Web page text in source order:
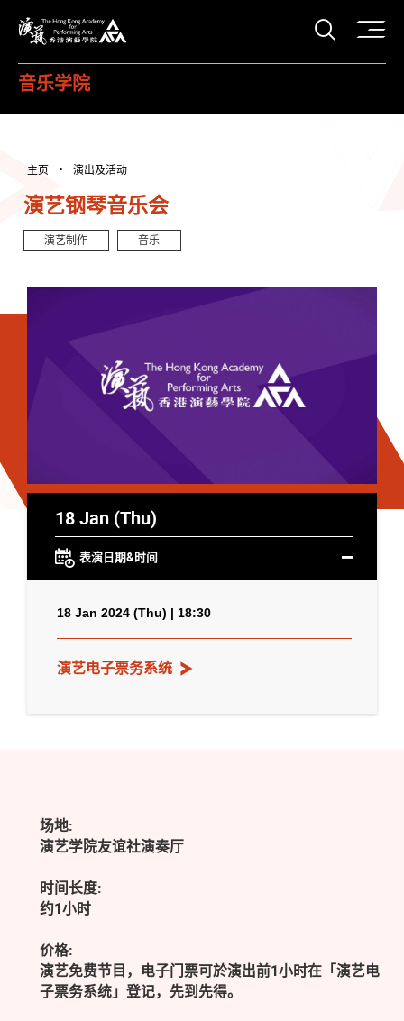
打开
音乐学院
主页 演出及活动
演艺钢琴音乐会
演艺制作 音乐
18 Jan (Thu)
表演日期&时间
18 Jan 2024 (Thu) | 18:30
演艺电子票务系统
场地:
演艺学院友谊社演奏厅
时间长度:
约1小时
价格:
演艺免费节目，电子门票可於演出前1小时在「演艺电
子票务系统」登记，先到先得。